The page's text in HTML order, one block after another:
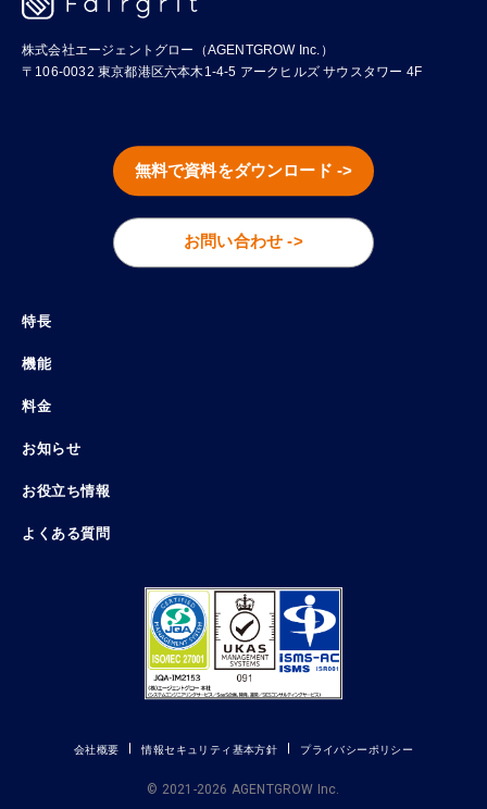
株式会社エージェントグロー（AGENTGROW Inc.）
〒106-0032 東京都港区六本木1-4-5 アークヒルズ サウスタワー 4F
無料で資料をダウンロード ->
お問い合わせ ->
特長
機能
料金
お知らせ
お役立ち情報
よくある質問
会社概要 情報セキュリティ基本方針 プライバシーポリシー
© 2021-2026 AGENTGROW Inc.